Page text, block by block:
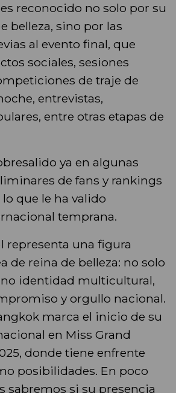
reconocido no solo por su
belleza, sino por las
al evento final, que
sociales, sesiones
de traje de
entrevistas,
entre otras etapas de
ya en algunas
de fans y rankings
que le ha valido
temprana.
representa una figura
de reina de belleza: no solo
identidad multicultural,
y orgullo nacional.
marca el inicio de su
en Miss Grand
donde tiene enfrente
posibilidades. En poco
sabremos si su presencia